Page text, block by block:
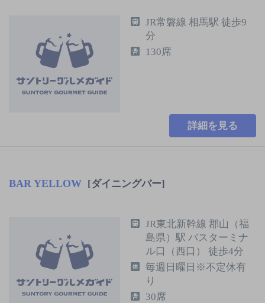
JR常磐線 相馬駅 徒歩9
分
130席
詳細を見る
BAR YELLOW [ダイニングバー]
JR東北新幹線 郡山（福
島県）駅 バスターミナ
ル口（西口） 徒歩4分
毎週日曜日※不定休有
り
30席